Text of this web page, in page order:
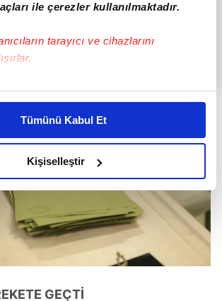
ile çerezler kullanılmaktadır.
tarayıcı ve cihazlarını
vermeniz halinde sizlere özel
yaşatabiliriz. Bunu yaparken
daha iyi bir reklam deneyimi sunmak
en iyi içerikleri sunabilmek adına
gösterdiğimizi ve bu noktada,
karşılamak noktasında tek gelir
sizlere hatırlatmak isteriz.
bu çerezlere izin vermedikleri
hedefli reklamlar
Tümünü Kabul Et
Kişiselleştir
GEÇTİ